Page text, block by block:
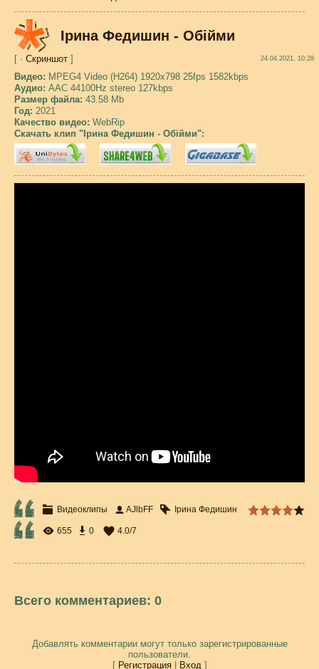
Ірина Федишин - Обійми
[ · Скриншот ] 24.04.2021, 10:29
Видео: MPEG4 Video (H264) 1920x798 25fps 1582kbps
Аудио: AAC 44100Hz stereo 127kbps
Размер файла: 43.58 Mb
Год: 2021
Качество видео: WebRip
Скачать клип "Ірина Федишин - Обійми":
Видеоклипы AJlbFF Ірина Федишин
655 0 4.0/7
Всего комментариев: 0
Добавлять комментарии могут только зарегистрированные
пользователи.
[ Регистрация| Вход]